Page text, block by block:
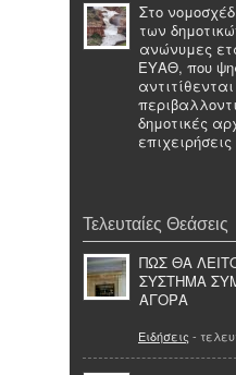
Στο
των
ανώνυμες
ΕΥΑΘ, που
δημοτικές
Τελευταίες Θεάσεις
ΠΩΣ ΘΑ
ΣΥΣΤΗΜΑ
ΑΓΟΡΑ
Ειδήσεις -